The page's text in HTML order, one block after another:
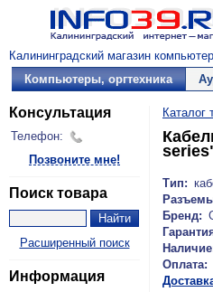
Калининградский магазин
Компьютеры, оргтехника
Консультация
Телефон:
Позвоните мне!
Поиск товара
Расширенный поиск
Информация
Каталог
Тип:
Бренд:
Оплата: